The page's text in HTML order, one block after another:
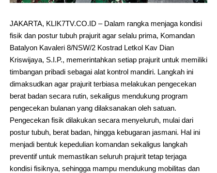
JAKARTA, KLIK7TV.CO.ID – Dalam rangka menjaga kondisi
fisik dan postur tubuh prajurit agar selalu prima, Komandan
Batalyon Kavaleri 8/NSW/2 Kostrad Letkol Kav Dian
Kriswijaya, S.I.P., memerintahkan setiap prajurit untuk memiliki
timbangan pribadi sebagai alat kontrol mandiri. Langkah ini
dimaksudkan agar prajurit terbiasa melakukan pengecekan
berat badan secara rutin, sekaligus mendukung program
pengecekan bulanan yang dilaksanakan oleh satuan.
Pengecekan fisik dilakukan secara menyeluruh, mulai dari
postur tubuh, berat badan, hingga kebugaran jasmani. Hal ini
menjadi bentuk kepedulian komandan sekaligus langkah
preventif untuk memastikan seluruh prajurit tetap terjaga
kondisi fisiknya, sehingga mampu mendukung mobilitas dan